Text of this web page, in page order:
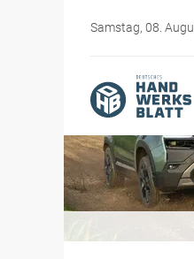
Samstag, 08.